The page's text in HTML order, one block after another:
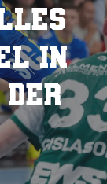
in
der